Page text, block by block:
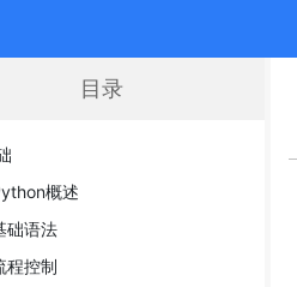
目录
概述
础语法
程控制